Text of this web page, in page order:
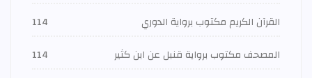
القرآن الكريم مكتوب برواية الدوري
114
المصحف مكتوب برواية قنبل عن ابن كثير
114